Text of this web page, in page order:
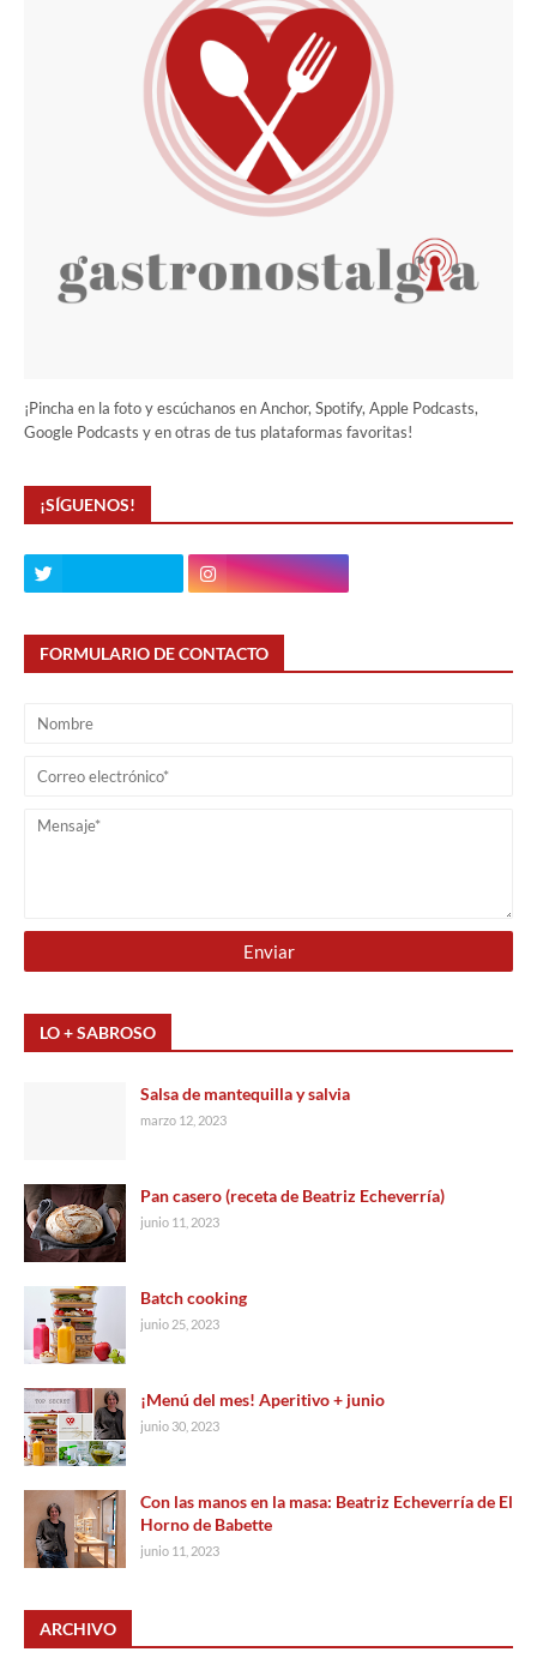
¡Pincha en la foto y escúchanos en Anchor, Spotify, Apple Podcasts,
Google Podcasts y en otras de tus plataformas favoritas!
¡SÍGUENOS!
FORMULARIO DE CONTACTO
LO + SABROSO
Salsa de mantequilla y salvia
marzo 12, 2023
Pan casero (receta de Beatriz Echeverría)
junio 11, 2023
Batch cooking
junio 25, 2023
¡Menú del mes! Aperitivo + junio
junio 30, 2023
Con las manos en la masa: Beatriz Echeverría de El
Horno de Babette
junio 11, 2023
ARCHIVO